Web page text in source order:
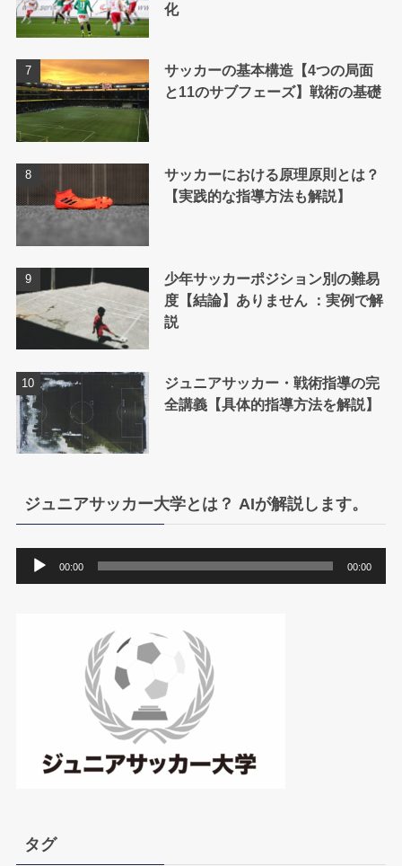
化
サッカーの基本構造【4つの局面
と11のサブフェーズ】戦術の基礎
サッカーにおける原理原則とは？
【実践的な指導方法も解説】
少年サッカーポジション別の難易
度【結論】ありません ：実例で解
説
ジュニアサッカー・戦術指導の完
全講義【具体的指導方法を解説】
ジュニアサッカー大学とは？ AIが解説します。
声
00:00 00:00
タグ